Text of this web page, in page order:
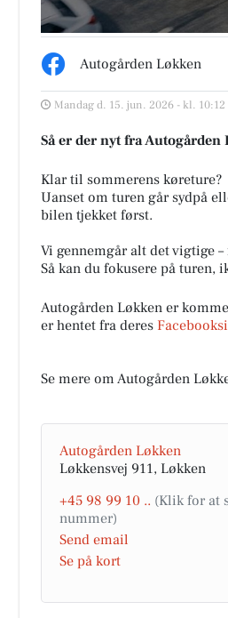
Autogården Løkken
Mandag d. 15. jun. 2026 - kl. 10:12
Så er der nyt fra Autogården
Klar til sommerens køreture?
Uanset om turen går sydpå
bilen tjekket først.
Vi gennemgår alt det vigtige
Så kan du fokusere på turen,
Autogården Løkken er
er hentet fra deres
Se mere om Autogården
Autogården Løkken
Løkkensvej 911, Løkken
+45 98 99 10 ..
Send email
Se på kort
Sund aldring starter ikke
årig. Den starter mens du
madpakker. Altså, jeg må
noget fra i går. Jeg h...
Åbn opslaget